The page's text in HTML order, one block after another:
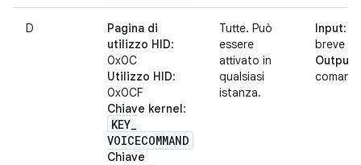
D
Pagina di
utilizzo HID:
0x0C
Utilizzo HID:
0x0CF
Chiave kernel:
KEY_
VOICECOMMAND
Chiave
Tutte. Può
essere
attivato in
qualsiasi
istanza.
Input:
breve o
Output